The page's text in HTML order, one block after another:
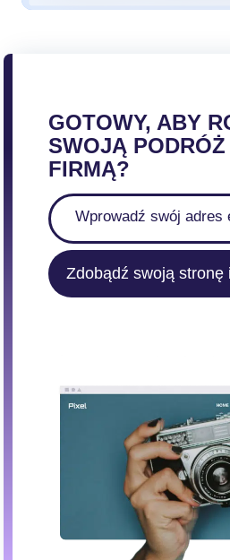
GOTOWY, ABY
SWOJĄ
FIRMĄ?
Zdobądź swoją stronę